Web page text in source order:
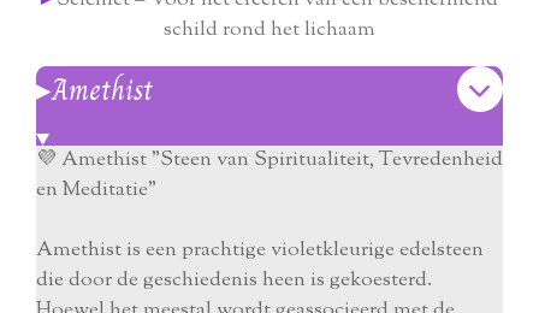
schild rond het lichaam
▸Amethist
💜 Amethist "Steen van Spiritualiteit, Tevredenheid
en Meditatie"
Amethist is een prachtige violetkleurige edelsteen
die door de geschiedenis heen is gekoesterd.